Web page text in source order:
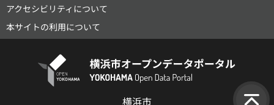
アクセシビリティについて
本サイトの利用について
横浜市